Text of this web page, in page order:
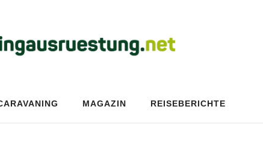
MAGAZIN REISEBERICHTE